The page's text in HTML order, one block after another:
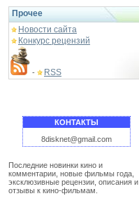
Прочее
Новости сайта
Конкурс рецензий
- RSS
КОНТАКТЫ
8disknet@gmail.com
Последние новинки кино и
комментарии, новые фильмы года,
эксклюзивные рецензии, описания и
отзывы к кино-фильмам.